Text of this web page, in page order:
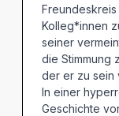
Kolleg*innen
seiner
die Stimmung
der er zu sein
In einer
Geschichte